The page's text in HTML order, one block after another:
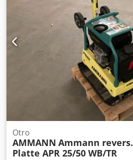
Otro
AMMANN Ammann revers.
Platte APR 25/50 WB/TR